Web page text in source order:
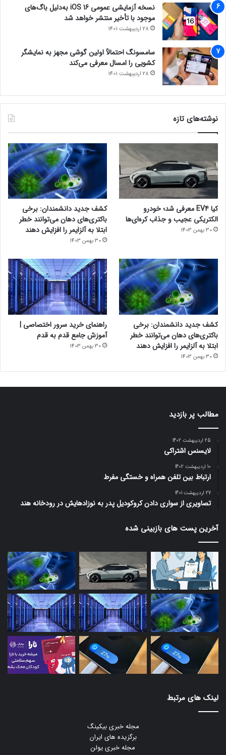
نسخه آزمایشی عمومی iOS 16 به‌دلیل باگ‌های
موجود با تأخیر منتشر خواهد شد
28 اردیبهشت 1401
سامسونگ احتمالاً اولین گوشی مجهز به نمایشگر
کشویی را امسال معرفی می‌کند
28 اردیبهشت 1401
نوشته‌های تازه
کیا EV4 معرفی شد؛ خودرو
الکتریکی عجیب و جذاب کره‌ای‌ها
30 بهمن 1403
کشف جدید دانشمندان: برخی
باکتری‌های دهان می‌توانند خطر
ابتلا به آلزایمر را افزایش دهند
30 بهمن 1403
کشف جدید دانشمندان: برخی
باکتری‌های دهان می‌توانند خطر
ابتلا به آلزایمر را افزایش دهند
30 بهمن 1403
راهنمای خرید سرور اختصاصی |
آموزش جامع قدم به قدم
30 بهمن 1403
مطالب پر بازدید
25 اردیبهشت 1402
لایسنس اشتراکی
10 اردیبهشت 1402
ارتباط بین تلفن همراه و خستگی مفرط
27 اردیبهشت 1401
تصاویری از سواری دادن کروکودیل پدر به نوزادهایش در رودخانه هند
آخرین پست های بازبینی شده
لینک های مرتبط
مجله خبری بیکینگ
برگزیده های ایران
مجله خبری یولن